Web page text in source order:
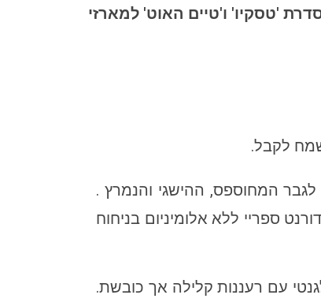
'טסקיו' ו'טיים האוט' למארזי
לקבל.
לגבר המחוספס, ההישגי והנמרץ .
ספריי ללא אלומיניום בניחוח
עם רעננות קלילה אך כובשת.